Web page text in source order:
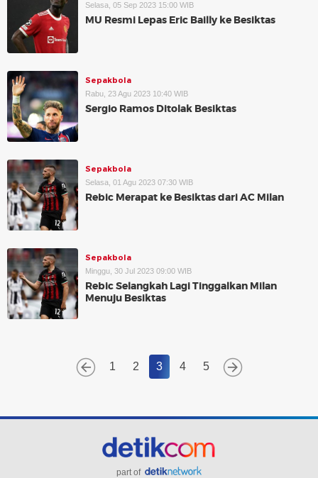
Selasa, 05 Sep 2023 15:00 WIB
MU Resmi Lepas Eric Bailly ke Besiktas
Sepakbola
Rabu, 23 Agu 2023 10:40 WIB
Sergio Ramos Ditolak Besiktas
Sepakbola
Selasa, 01 Agu 2023 07:30 WIB
Rebic Merapat ke Besiktas dari AC Milan
Sepakbola
Minggu, 30 Jul 2023 09:00 WIB
Rebic Selangkah Lagi Tinggalkan Milan
Menuju Besiktas
1 2 3 4 5
part of